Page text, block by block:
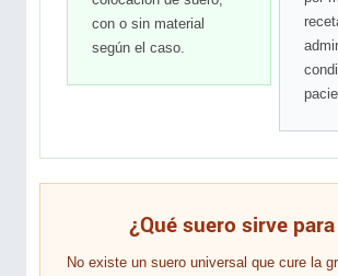
con o sin material
según el caso.
¿Qué suero sirve
No existe un suero universal que cure la